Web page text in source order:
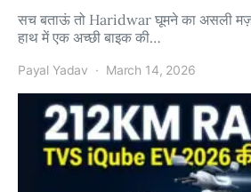
सच बताऊं तो Haridwar घूमने का असली
हाथ में एक अच्छी बाइक की…
Payal Yadav March 14, 2026